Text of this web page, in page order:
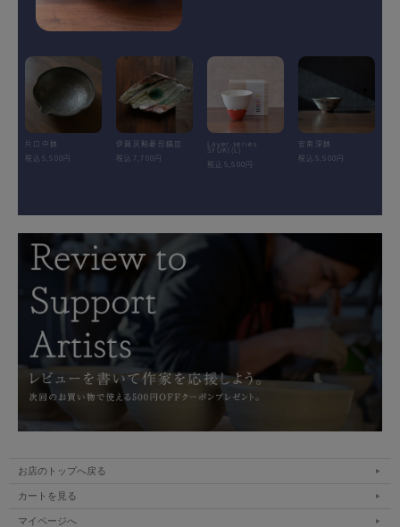
片口中鉢
税込5,500円
伊賀灰釉菱形鎬皿
税込7,700円
Layer.series
SYUKI(L)
税込5,500円
安南深鉢
税込5,500円
お店のトップへ戻る
カートを見る
マイページへ